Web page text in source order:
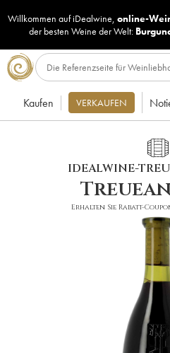
Willkommen auf iDealwine, online-
der besten Weine der Welt:
Kaufen VERKAUFEN
IDEALWINE-
Erhalten Sie Rabatt-